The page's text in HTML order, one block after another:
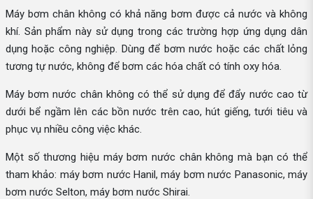
Máy bơm chân không có khả năng bơm được cả nước và không
khí. Sản phẩm này sử dụng trong các trường hợp ứng dụng dân
dụng hoặc công nghiệp. Dùng để bơm nước hoặc các chất lỏng
tương tự nước, không để bơm các hóa chất có tính oxy hóa.
Máy bơm nước chân không có thể sử dụng để đẩy nước cao từ
dưới bể ngầm lên các bồn nước trên cao, hút giếng, tưới tiêu và
phục vụ nhiều công việc khác.
Một số thương hiệu máy bơm nước chân không mà bạn có thể
tham khảo: máy bơm nước Hanil, máy bơm nước Panasonic, máy
bơm nước Selton, máy bơm nước Shirai.